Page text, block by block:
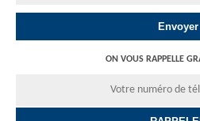
ON VOUS RAPPELLE